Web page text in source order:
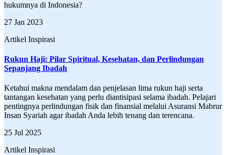
hukumnya di Indonesia?
27 Jan 2023
Artikel Inspirasi
Rukun Haji: Pilar Spiritual, Kesehatan, dan Perlindungan
Sepanjang Ibadah
Ketahui makna mendalam dan penjelasan lima rukun haji serta
tantangan kesehatan yang perlu diantisipasi selama ibadah. Pelajari
pentingnya perlindungan fisik dan finansial melalui Asuransi Mabrur
Insan Syariah agar ibadah Anda lebih tenang dan terencana.
25 Jul 2025
Artikel Inspirasi